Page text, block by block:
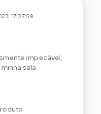
17:37:59
impecável,
sala